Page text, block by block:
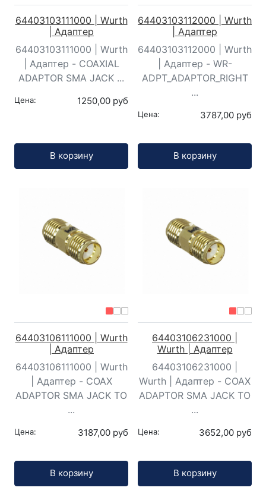
64403103111000 | Wurth
| Адаптер
64403103111000 | Wurth
| Адаптер - COAXIAL
ADAPTOR SMA JACK ...
Цена: 1250,00 руб
В корзину
64403103112000 | Wurth
| Адаптер
64403103112000 | Wurth
| Адаптер - WR-
ADPT_ADAPTOR_RIGHT
...
Цена: 3787,00 руб
В корзину
64403106111000 | Wurth
| Адаптер
64403106111000 | Wurth
| Адаптер - COAX
ADAPTOR SMA JACK TO
...
Цена: 3187,00 руб
В корзину
64403106231000 |
Wurth | Адаптер
64403106231000 |
Wurth | Адаптер - COAX
ADAPTOR SMA JACK TO
...
Цена: 3652,00 руб
В корзину